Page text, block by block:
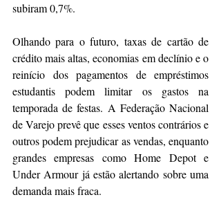
subiram 0,7%.
Olhando para o futuro, taxas de cartão de
crédito mais altas, economias em declínio e o
reinício dos pagamentos de empréstimos
estudantis podem limitar os gastos na
temporada de festas. A Federação Nacional
de Varejo prevê que esses ventos contrários e
outros podem prejudicar as vendas, enquanto
grandes empresas como Home Depot e
Under Armour já estão alertando sobre uma
demanda mais fraca.